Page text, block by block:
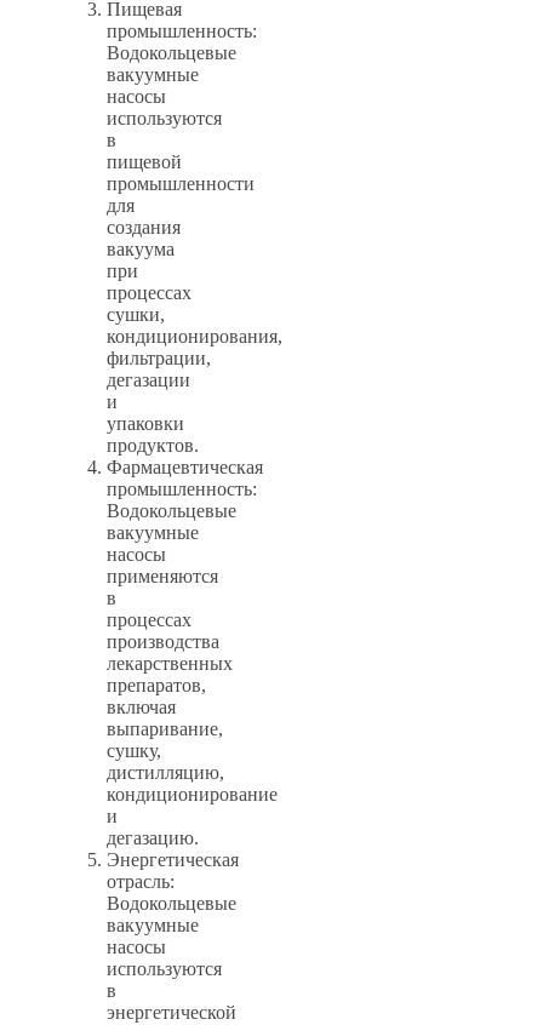
Пищевая
промышленность:
Водокольцевые
вакуумные
насосы
используются
в
пищевой
промышленности
для
создания
вакуума
при
процессах
сушки,
кондиционирования,
фильтрации,
дегазации
и
упаковки
продуктов.
Фармацевтическая
промышленность:
Водокольцевые
вакуумные
насосы
применяются
в
процессах
производства
лекарственных
препаратов,
включая
выпаривание,
сушку,
дистилляцию,
кондиционирование
и
дегазацию.
Энергетическая
отрасль:
Водокольцевые
вакуумные
насосы
используются
в
энергетической